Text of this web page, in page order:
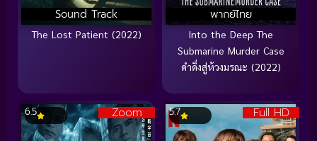
Sound Track
The Lost Patient (2022)
พากย์ไทย
Into the Deep The
Submarine Murder Case
ดำดิ่งสู่ห้วงมรณะ (2022)
Zoom
6.5 Full HD
5.7